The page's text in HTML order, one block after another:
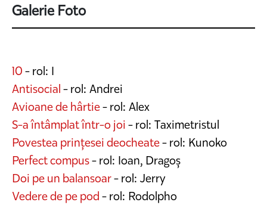
Galerie Foto
10- rol: I
Antisocial- rol: Andrei
Avioane de hârtie- rol: Alex
S-a întâmplat într-o joi- rol: Taximetristul
Povestea prințesei deocheate- rol: Kunoko
Perfect compus- rol: Ioan, Dragoș
Doi pe un balansoar- rol: Jerry
Vedere de pe pod- rol: Rodolpho